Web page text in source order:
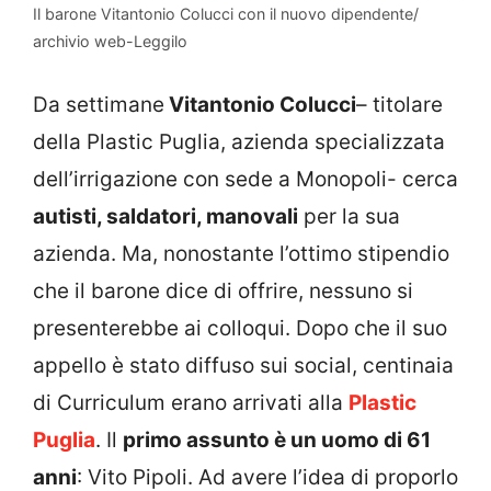
Il barone Vitantonio Colucci con il nuovo dipendente/
archivio web-Leggilo
Da settimane Vitantonio Colucci– titolare
della Plastic Puglia, azienda specializzata
dell’irrigazione con sede a Monopoli- cerca
autisti, saldatori, manovali per la sua
azienda. Ma, nonostante l’ottimo stipendio
che il barone dice di offrire, nessuno si
presenterebbe ai colloqui. Dopo che il suo
appello è stato diffuso sui social, centinaia
di Curriculum erano arrivati alla Plastic
Puglia. Il primo assunto è un uomo di 61
anni: Vito Pipoli. Ad avere l’idea di proporlo